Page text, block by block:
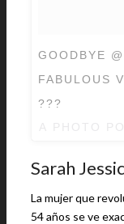
GOODBYE
FABULOUS VISIT! SEE YOU
???
Sarah
La mujer que
54 años se ve